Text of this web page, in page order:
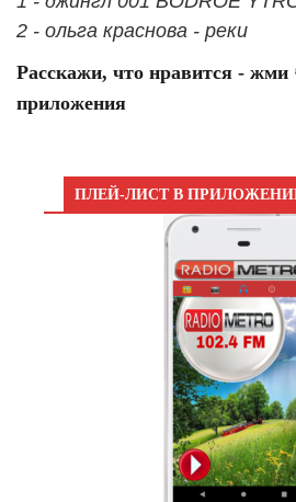
2 - ольга краснова - реки
Расскажи, что нравится - жми
приложения
ПЛЕЙ-ЛИСТ В